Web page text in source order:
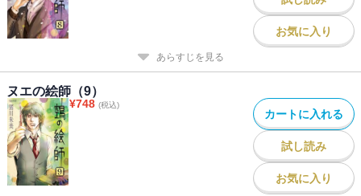
お気に入り
あらすじを見る
ヌエの絵師（9）
¥748 (税込)
カートに入れる
試し読み
お気に入り